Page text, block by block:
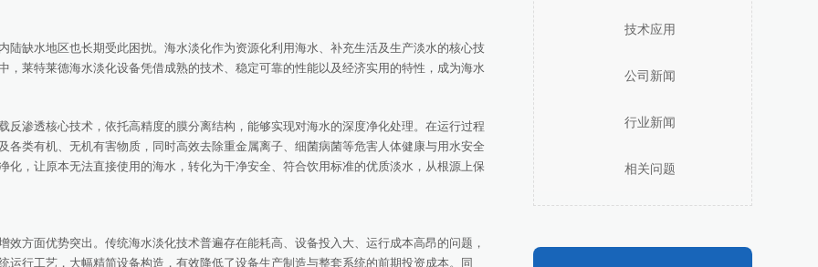
水地区也长期受此困扰。海水淡化作为资源化利用海水、补充生活及生产淡水的核心技
莱特莱德海水淡化设备凭借成熟的技术、稳定可靠的性能以及经济实用的特性，成为海水
透核心技术，依托高精度的膜分离结构，能够实现对海水的深度净化处理。在运行过程
类有机、无机有害物质，同时高效去除重金属离子、细菌病菌等危害人体健康与用水安全
，让原本无法直接使用的海水，转化为干净安全、符合饮用标准的优质淡水，从根源上保
面优势突出。传统海水淡化技术普遍存在能耗高、设备投入大、运行成本高昂的问题，
行工艺，大幅精简设备构造，有效降低了设备生产制造与整套系统的前期投资成本。同
技术应用
公司新闻
行业新闻
相关问题